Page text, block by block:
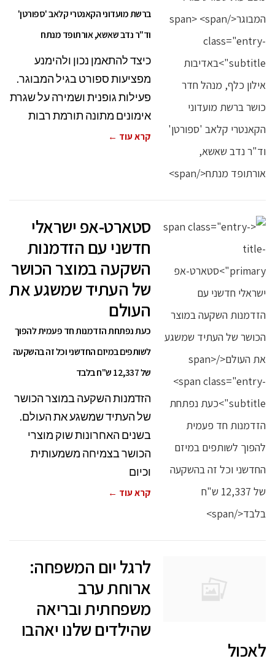
ברשת מועדוני הקאנטרי קלאב 'ספורטן'
וד"ר נדב שאשא, אורתופד מנתח
כיצד להתאמן נכון ולהימנע
מפציעות ספורט בגיל המבוגר.
פעילות גופנית ושמירה על שגרת
אימונים מתונה תורמת רבות
קרא עוד ←
סטארט-אפ ישראלי
חדשני עם הזדמנות
השקעה במוצר הכושר
של העתיד שמשגע את
העולם
כעת נפתחת הזדמנות חד פעמית להפוך
לשותפים במיזם החדשני וכל זה בהשקעה
של 12,337 ש"ח בלבד
הזדמנות השקעה במוצר הכושר
של העתיד שמשגע את העולם.
בשנים האחרונות שוק מוצרי
הכושר בצמיחה משמעותית
וכיום
קרא עוד ←
לרגל יום המשפחה:
ארוחת ערב
משפחתית ובריאה
שהילדים שלנו יאהבו
לאכול